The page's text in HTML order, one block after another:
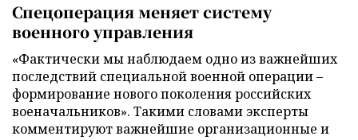
Спецоперация меняет систему
военного управления
«Фактически мы наблюдаем одно из важнейших
последствий специальной военной операции –
формирование нового поколения российских
военачальников». Такими словами эксперты
комментируют важнейшие организационные и